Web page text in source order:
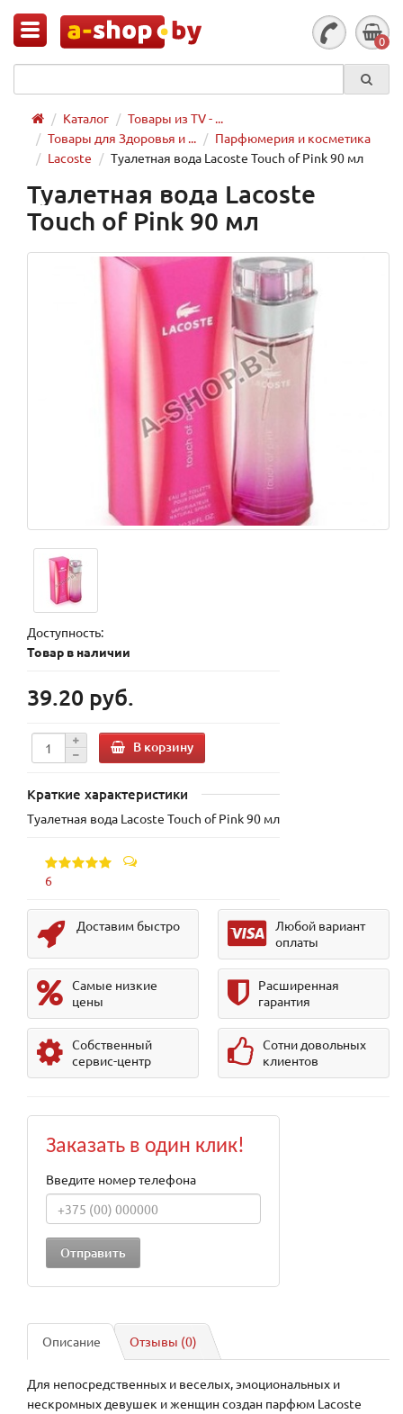
0
Каталог
Товары из TV - ...
Товары для Здоровья и ...
Парфюмерия и косметика
Lacoste
Туалетная вода Lacoste Touch of Pink 90 мл
Туалетная вода Lacoste
Touch of Pink 90 мл
Доступность:
Товар в наличии
39.20 руб.
В корзину
Краткие характеристики
Туалетная вода Lacoste Touch of Pink 90 мл
6
Доставим быстро
Любой вариант
оплаты
Самые низкие
цены
Расширенная
гарантия
Собственный
сервис-центр
Сотни довольных
клиентов
Заказать в один клик!
Введите номер телефона
Описание Отзывы (0)
Для непосредственных и веселых, эмоциональных и
нескромных девушек и женщин создан парфюм Lacoste